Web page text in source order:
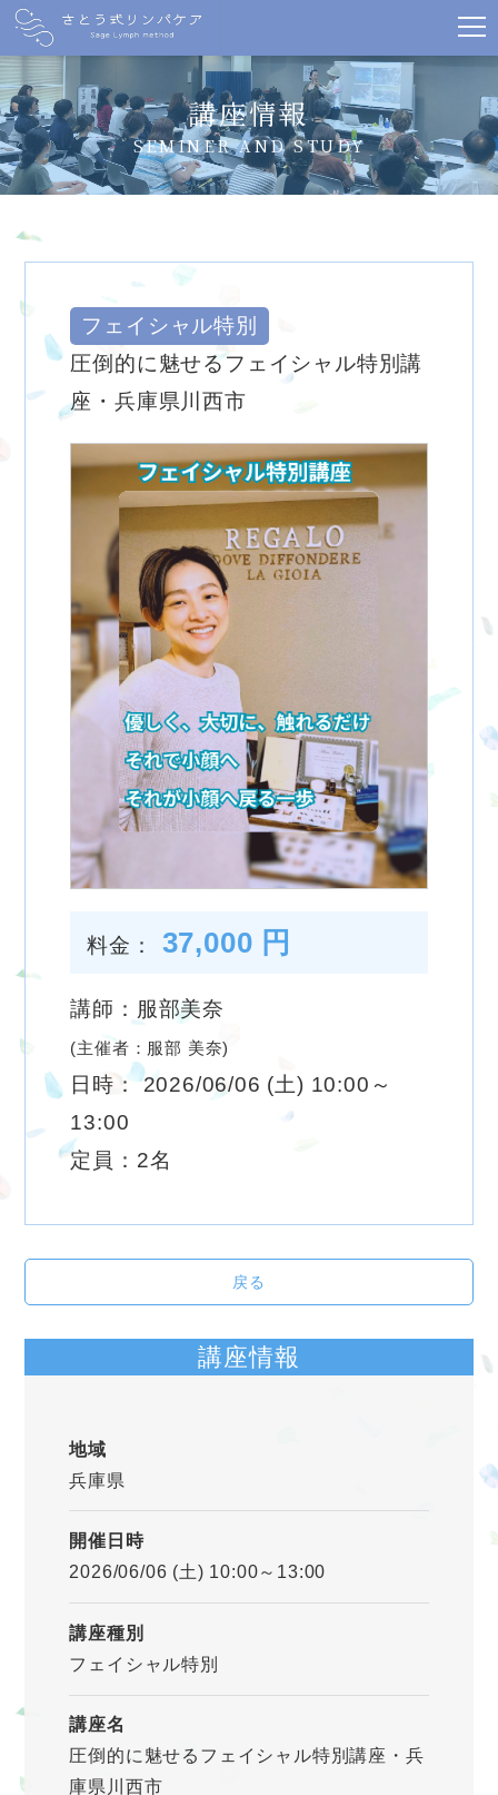
講座情報
SEMINER AND STUDY
フェイシャル特別
圧倒的に魅せるフェイシャル特別講
座・兵庫県川西市
料金： 37,000 円
講師：服部美奈
(主催者：服部 美奈)
日時： 2026/06/06 (土) 10:00～
13:00
定員：2名
戻る
講座情報
地域
兵庫県
開催日時
2026/06/06 (土) 10:00～13:00
講座種別
フェイシャル特別
講座名
圧倒的に魅せるフェイシャル特別講座・兵
庫県川西市